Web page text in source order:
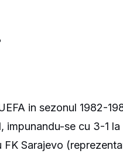
in sezonul 1982-
impunandu-se cu 3-1 la
Sarajevo